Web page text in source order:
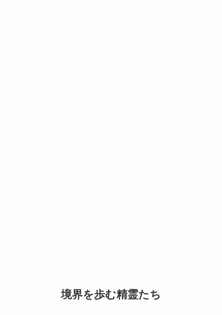
境界を歩む精霊たち